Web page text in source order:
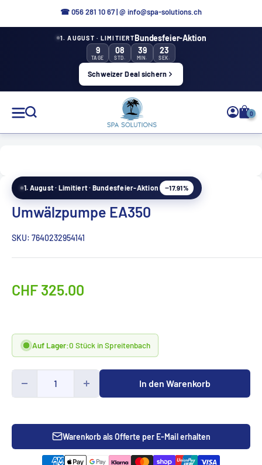
☎ 056 281 10 67|@ info@spa-solutions.ch
1. AUGUST · LIMITIERTBundesfeier-Aktion
9
TAGE
08
STD.
39
MIN.
22
SEK.
Schweizer Deal sichern
Solutions
0
1. August · Limitiert · Bundesfeier-Aktion −17.91%
Umwälzpumpe EA350
SKU: 7640232954141
Sonderpreis
CHF 325.00
Auf Lager:0 Stück in Spreitenbach
In den Warenkorb
Warenkorb als Offerte per E-Mail erhalten